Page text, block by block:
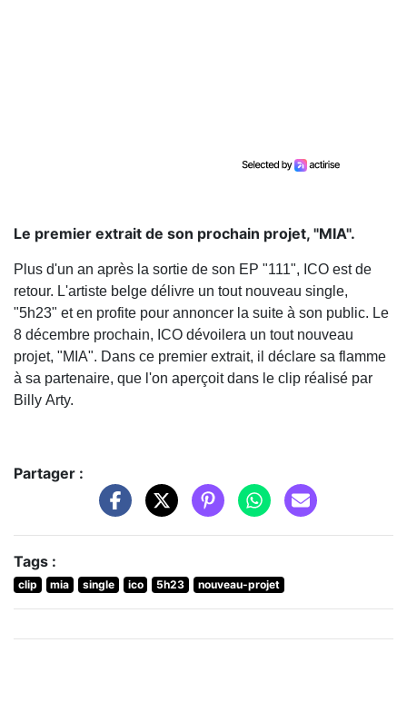
Le premier extrait de son prochain projet, "MIA".
Plus d'un an après la sortie de son EP "111", ICO est de
retour. L'artiste belge délivre un tout nouveau single,
"5h23" et en profite pour annoncer la suite à son public. Le
8 décembre prochain, ICO dévoilera un tout nouveau
projet, "MIA". Dans ce premier extrait, il déclare sa flamme
à sa partenaire, que l'on aperçoit dans le clip réalisé par
Billy Arty.
Partager :
Tags :
clip mia single ico 5h23 nouveau-projet